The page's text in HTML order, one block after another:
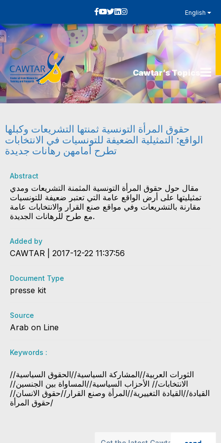
English
Cawtar’s Topics
حقوق المرأة التونسية ثمنتها التشريعات وكبلها
الواقع: التمثيلية الضعيفة للتونسيات في الانتخابات
تطرح أمامهن رهانات جديدة
Abstract
مقال حول حقوق المرأة التونسية المثمنة التشريعات ومدي
تمثيليتها على أرض الواقع عامة التي تعتبر ضعيفة للتونسيات
مقارنة بالتشريعات وفي مواقع صنع القرار والانتخابات عامة
مع طرح للرهانات الجديدة.
Added by
CAWTAR | 2017-12-22 11:37:56
Document Type
presse kit
Source
Arab on Line
Keywords :
الثورات العربية//المشاركة السياسية//الحقوق السياسية//
الانتخابات// الأحزاب السياسية//المساواة بين الجنسين//
القيادة//القيادة التغييرية//المرأة وصنع القرار//حقوق الانسان//
حقوق المرأة/